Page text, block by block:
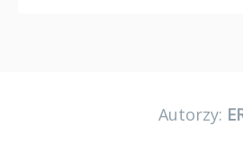
Autorzy: